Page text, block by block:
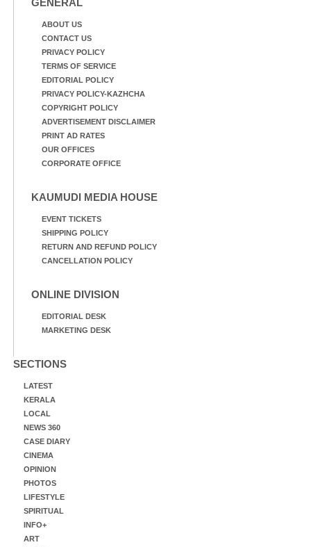
ചെയ്യുന്നു.
ABOUT US
CONTACT US
PRIVACY POLICY
TERMS OF SERVICE
EDITORIAL POLICY
PRIVACY POLICY-KAZHCHA
COPYRIGHT POLICY
ADVERTISEMENT DISCLAIMER
PRINT AD RATES
OUR OFFICES
CORPORATE OFFICE
KAUMUDI MEDIA HOUSE
EVENT TICKETS
SHIPPING POLICY
RETURN AND REFUND POLICY
CANCELLATION POLICY
ONLINE DIVISION
EDITORIAL DESK
MARKETING DESK
SECTIONS
LATEST
KERALA
LOCAL
NEWS 360
CASE DIARY
CINEMA
OPINION
PHOTOS
LIFESTYLE
SPIRITUAL
INFO+
ART